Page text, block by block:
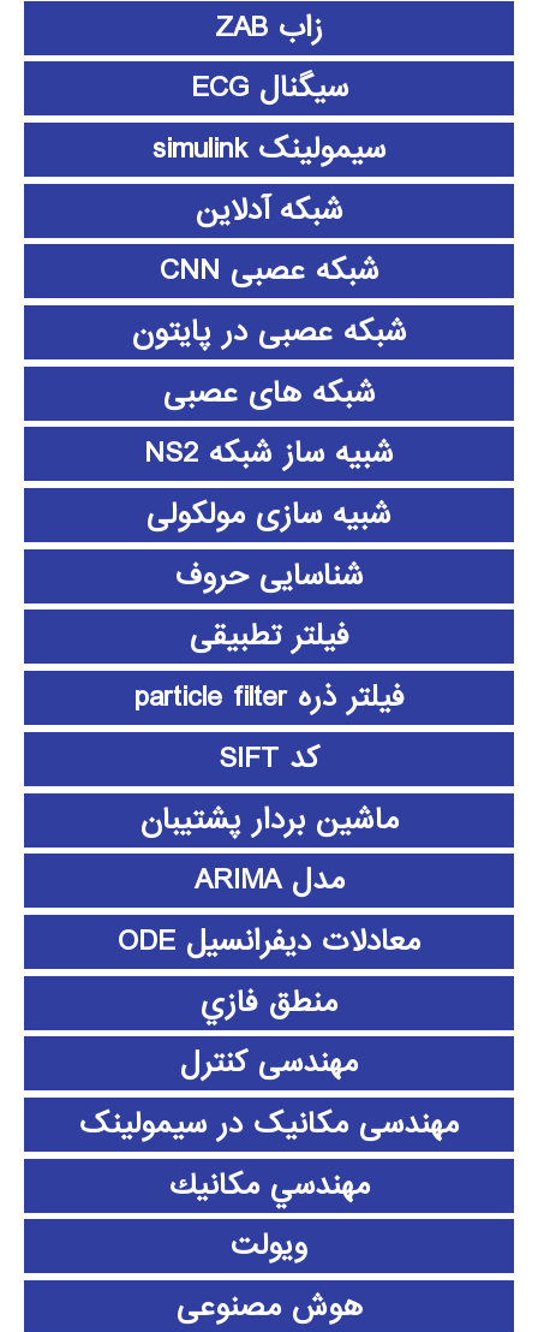
زاب ZAB
سیگنال ECG
سیمولینک simulink
شبکه آدلاین
شبکه عصبی CNN
شبکه عصبی در پایتون
شبکه های عصبی
شبیه ساز شبکه NS2
شبیه سازی مولکولی
شناسایی حروف
فیلتر تطبیقی
فیلتر ذره particle filter
کد SIFT
ماشین بردار پشتیبان
مدل ARIMA
معادلات دیفرانسیل ODE
منطق فازي
مهندسی کنترل
مهندسی مکانیک در سیمولینک
مهندسي مكانيك
ویولت
هوش مصنوعی